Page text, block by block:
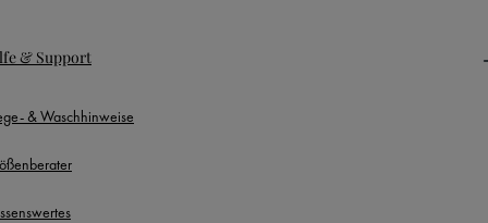
& Support
& Waschhinweise